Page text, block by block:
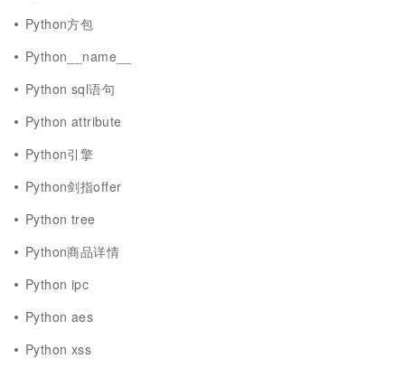
Python方包
Python__name__
Python sql语句
Python attribute
Python引擎
Python剑指offer
Python tree
Python商品详情
Python ipc
Python aes
Python xss